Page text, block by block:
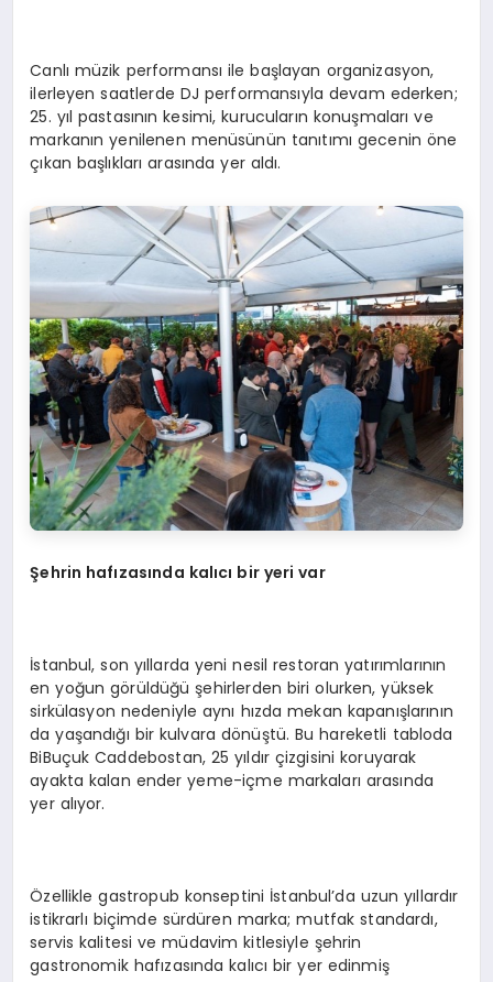
Canlı müzik performansı ile başlayan organizasyon,
ilerleyen saatlerde DJ performansıyla devam ederken;
25. yıl pastasının kesimi, kurucuların konuşmaları ve
markanın yenilenen menüsünün tanıtımı gecenin öne
çıkan başlıkları arasında yer aldı.
Şehrin hafızasında kalıcı bir yeri var
İstanbul, son yıllarda yeni nesil restoran yatırımlarının
en yoğun görüldüğü şehirlerden biri olurken, yüksek
sirkülasyon nedeniyle aynı hızda mekan kapanışlarının
da yaşandığı bir kulvara dönüştü. Bu hareketli tabloda
BiBuçuk Caddebostan, 25 yıldır çizgisini koruyarak
ayakta kalan ender yeme-içme markaları arasında
yer alıyor.
Özellikle gastropub konseptini İstanbul’da uzun yıllardır
istikrarlı biçimde sürdüren marka; mutfak standardı,
servis kalitesi ve müdavim kitlesiyle şehrin
gastronomik hafızasında kalıcı bir yer edinmiş